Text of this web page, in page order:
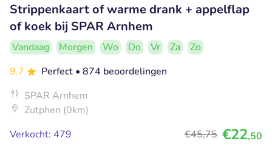
Strippenkaart of warme drank + appelflap
of koek bij SPAR Arnhem
Vandaag Morgen Wo Do Vr Za
Zo
9.7
Perfect • 874 beoordelingen
SPAR Arnhem
Zutphen (0km)
Verkocht: 479
€45,75 €22,50